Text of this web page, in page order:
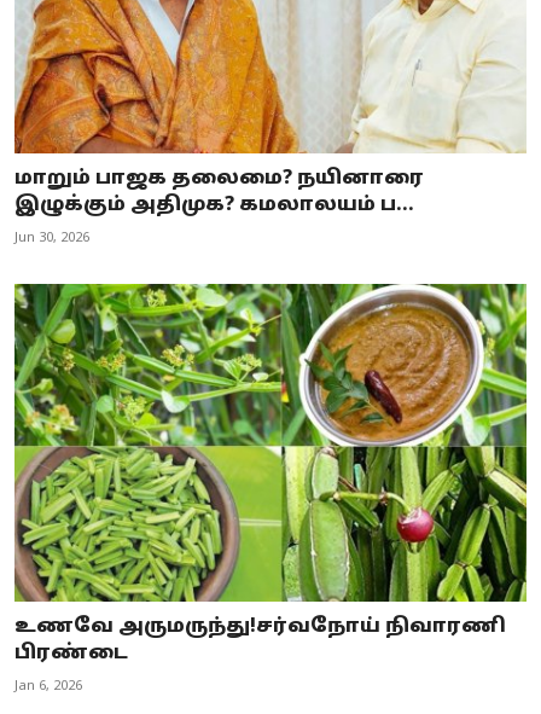
மாறும் பாஜக தலைமை? நயினாரை
இழுக்கும் அதிமுக? கமலாலயம் ப...
Jun 30, 2026
உணவே அருமருந்து!சர்வநோய் நிவாரணி
பிரண்டை
Jan 6, 2026